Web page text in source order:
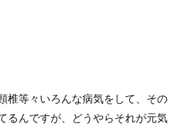
椎等々いろんな病気をして、その
るんですが、どうやらそれが元気